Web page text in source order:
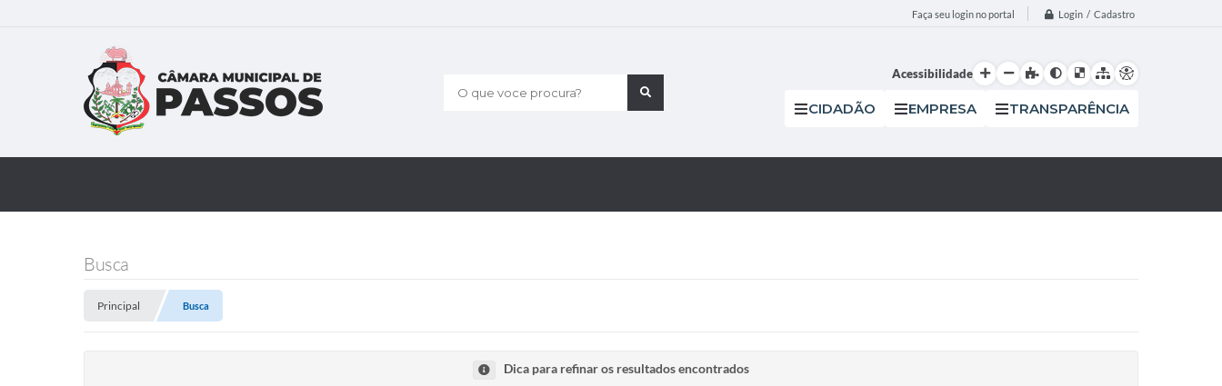
Faça seu login no portal Login / Cadastro
O que voce procura?
Acessibilidade
CIDADÃO EMPRESA TRANSPARÊNCIA
Busca
Principal Busca
Dica para refinar os resultados encontrados